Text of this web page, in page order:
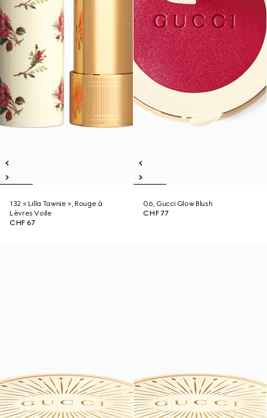
132 « Lilla Tawnie », Rouge à
Lèvres Voile
CHF 67
06, Gucci Glow Blush
CHF 77